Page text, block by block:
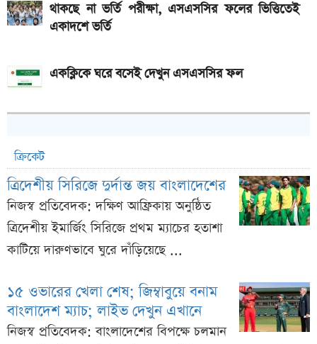
থাকছে না ভর্তি পরীক্ষা, এসএসসির ফলের ভিত্তিতেই
একাদশে ভর্তি
একক্লিকে ঘরে বসেই দেখুন এসএসসির ফল
ক্রিকেট
ত্রিদেশীয় সিরিজে দুর্দান্ত জয় বাংলাদেশের
নিজস্ব প্রতিবেদক: দক্ষিণ আফ্রিকায় অনুষ্ঠিত
ত্রিদেশীয় ইমার্জিং সিরিজে প্রথম ম্যাচের হতাশা
কাটিয়ে দারুণভাবে ঘুরে দাঁড়িয়েছে ...
১৫ ওভারের খেলা শেষ; জিম্বাবুয়ে বনাম
বাংলাদেশ ম্যাচ; লাইভ দেখুন এখানে
নিজস্ব প্রতিবেদক: বাংলাদেশের বিপক্ষে চলমান